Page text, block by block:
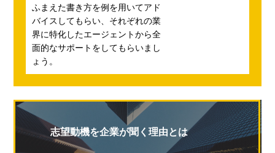
ふまえた書き方を例を用いてアド
バイスしてもらい、それぞれの業
界に特化したエージェントから全
面的なサポートをしてもらいまし
ょう。
志望動機を企業が聞く理由とは